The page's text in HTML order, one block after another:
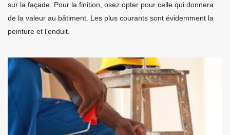
sur la façade. Pour la finition, osez opter pour celle qui donnera
de la valeur au bâtiment. Les plus courants sont évidemment la
peinture et l’enduit.